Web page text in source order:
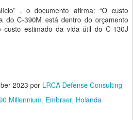
, o documento afirma: “O custo
do C-390M está dentro do orçamento
custo estimado da vida útil do C-130J
2023 por LRCA Defense Consulting
Millennium Embraer Holanda